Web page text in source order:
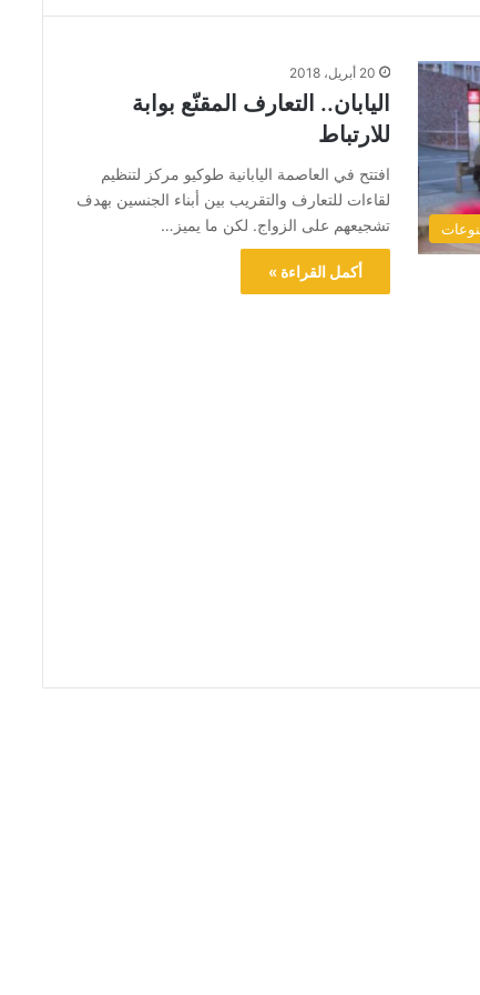
20 أبريل، 2018
اليابان.. التعارف المقنّع بوابة
للارتباط
افتتح في العاصمة اليابانية طوكيو مركز لتنظيم
لقاءات للتعارف والتقريب بين أبناء الجنسين بهدف
تشجيعهم على الزواج. لكن ما يميز…
أكمل القراءة »